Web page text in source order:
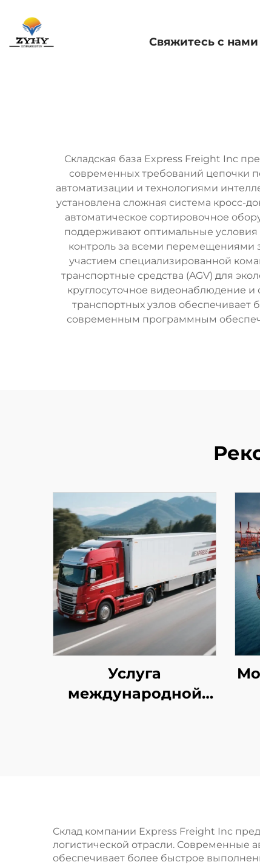
Свяжитесь с нами
Складская база Express Freight Inc
современных требований цепочки
автоматизации и технологиями
установлена сложная система кросс-
автоматическое сортировочное
поддерживают оптимальные условия
контроль за всеми перемещениями
участием специализированной
транспортные средства (AGV) для
круглосуточное видеонаблюдение
транспортных узлов обеспечивает
современным программным
Услуга
международной
Склад компании Express Freight Inc
логистической отрасли. Современные
обеспечивает более быстрое